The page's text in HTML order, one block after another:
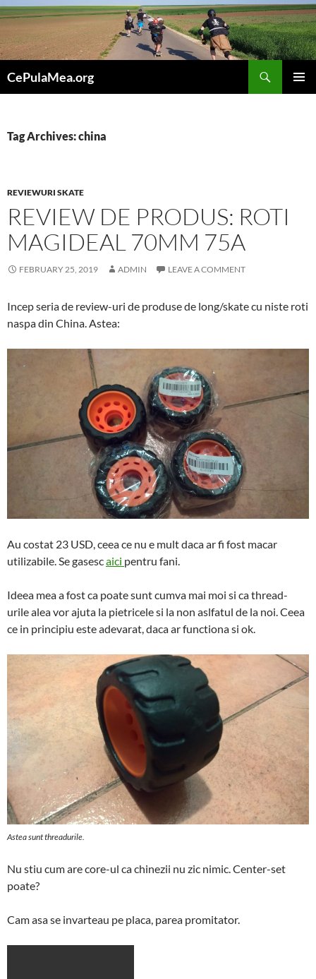
Skip
to
content
CePulaMea.org
Tag Archives: china
REVIEWURI SKATE
REVIEW DE PRODUS: ROTI
MAGIDEAL 70MM 75A
FEBRUARY 25, 2019 ADMIN LEAVE A COMMENT
Incep seria de review-uri de produse de long/skate cu niste roti
naspa din China. Astea:
Au costat 23 USD, ceea ce nu e mult daca ar fi fost macar
utilizabile. Se gasescaici pentru fani.
Ideea mea a fost ca poate sunt cumva mai moi si ca thread-
urile alea vor ajuta la pietricele si la non aslfatul de la noi. Ceea
ce in principiu este adevarat, daca ar functiona si ok.
Astea sunt threadurile.
Nu stiu cum are core-ul ca chinezii nu zic nimic. Center-set
poate?
Cam asa se invarteau pe placa, parea promitator.